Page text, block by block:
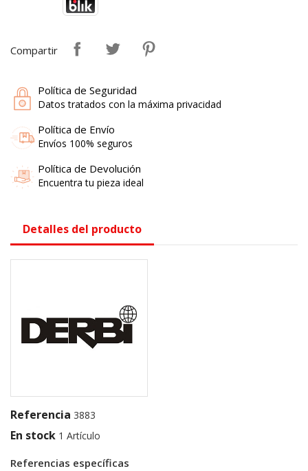
Compartir
Política de Seguridad
Datos tratados con la máxima privacidad
Política de Envío
Envíos 100% seguros
Política de Devolución
Encuentra tu pieza ideal
Detalles del producto
Referencia 3883
En stock 1 Artículo
Referencias específicas